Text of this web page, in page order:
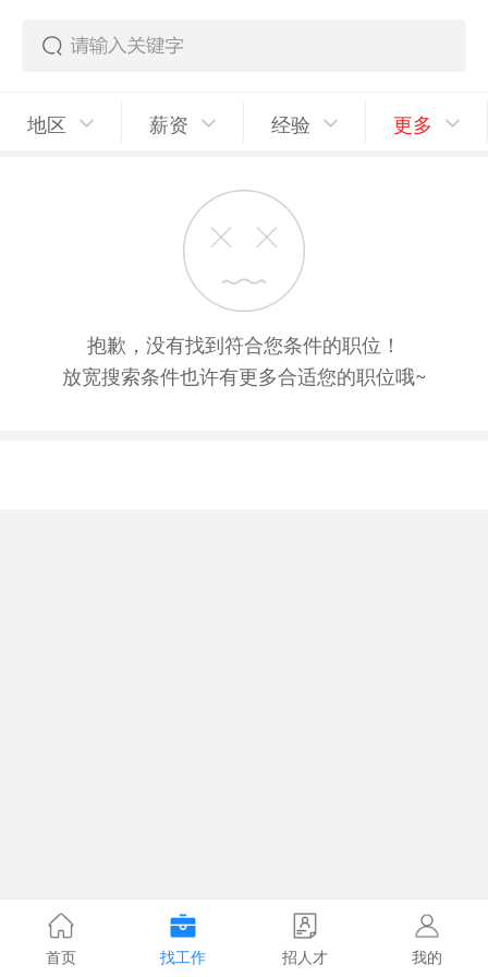
地区 薪资 经验 更多
抱歉，没有找到符合您条件的职位！
放宽搜索条件也许有更多合适您的职位哦~
首页 找工作 招人才 我的